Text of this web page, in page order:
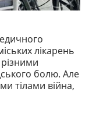
лікарень
болю. Але
тілами війна,